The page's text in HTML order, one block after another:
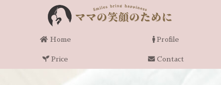
Home Profile
Price Contact